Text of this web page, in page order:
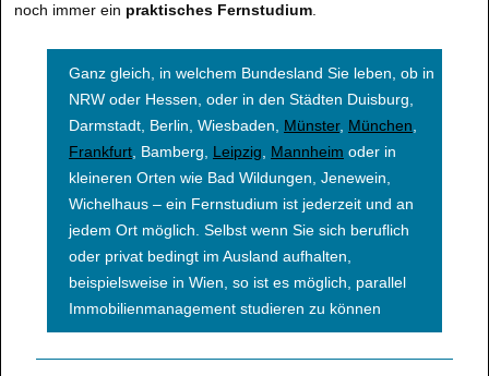
noch immer ein praktisches Fernstudium.
Ganz gleich, in welchem Bundesland Sie leben, ob in
NRW oder Hessen, oder in den Städten Duisburg,
Darmstadt, Berlin, Wiesbaden, Münster, München,
Frankfurt, Bamberg, Leipzig, Mannheim oder in
kleineren Orten wie Bad Wildungen, Jenewein,
Wichelhaus – ein Fernstudium ist jederzeit und an
jedem Ort möglich. Selbst wenn Sie sich beruflich
oder privat bedingt im Ausland aufhalten,
beispielsweise in Wien, so ist es möglich, parallel
Immobilienmanagement studieren zu können